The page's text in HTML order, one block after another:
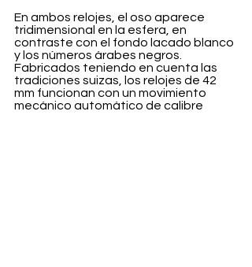
En ambos relojes, el oso aparece
tridimensional en la esfera, en
contraste con el fondo lacado blanco
y los números árabes negros.
Fabricados teniendo en cuenta las
tradiciones suizas, los relojes de 42
mm funcionan con un movimiento
mecánico automático de calibre